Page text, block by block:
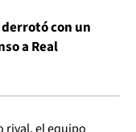
con un
a Real